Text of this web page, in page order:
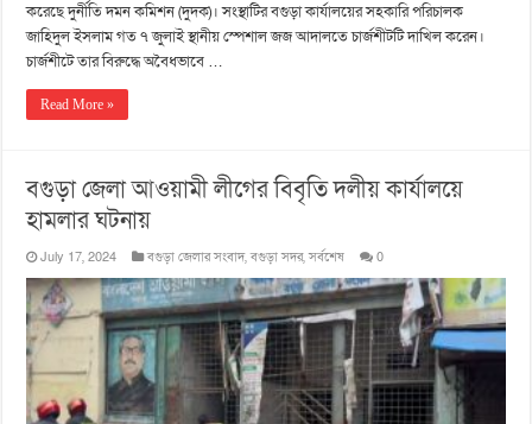
করেছে দুর্নীতি দমন কমিশন (দুদক)। সংস্থাটির বগুড়া কার্যালয়ের সহকারি পরিচালক
জাহিদুল ইসলাম গত ৭ জুলাই স্থানীয় স্পেশাল জজ আদালতে চার্জশীটটি দাখিল করেন।
চার্জশীটে তার বিরুদ্ধে অবৈধভাবে …
Read More »
বগুড়া জেলা আওয়ামী লীগের বিবৃতি দলীয় কার্যালয়ে
হামলার ঘটনায়
July 17, 2024 বগুড়া জেলার সংবাদ,বগুড়া সদর,সর্বশেষ 0